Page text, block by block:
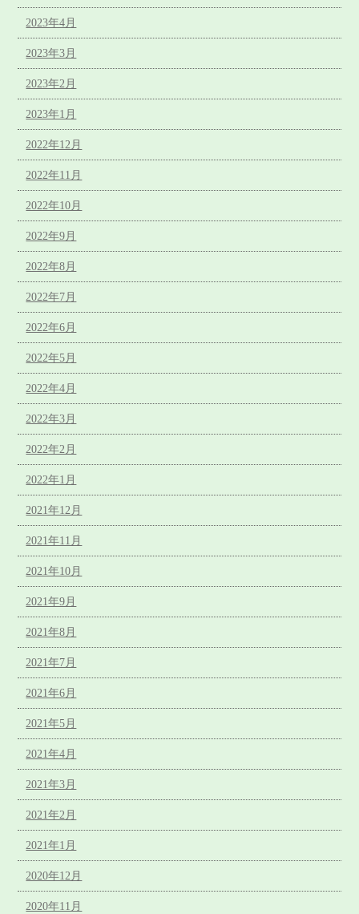
2023年4月
2023年3月
2023年2月
2023年1月
2022年12月
2022年11月
2022年10月
2022年9月
2022年8月
2022年7月
2022年6月
2022年5月
2022年4月
2022年3月
2022年2月
2022年1月
2021年12月
2021年11月
2021年10月
2021年9月
2021年8月
2021年7月
2021年6月
2021年5月
2021年4月
2021年3月
2021年2月
2021年1月
2020年12月
2020年11月